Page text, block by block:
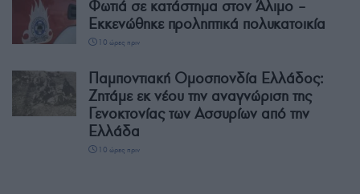
Φωτιά σε κατάστημα στον Άλιμο –
Εκκενώθηκε προληπτικά πολυκατοικία
10 ώρες πριν
Παμποντιακή Ομοσπονδία Ελλάδος:
Ζητάμε εκ νέου την αναγνώριση της
Γενοκτονίας των Ασσυρίων από την
Ελλάδα
10 ώρες πριν